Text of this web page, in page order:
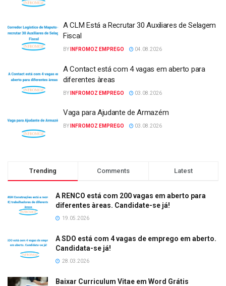
A CLM Está a Recrutar 30 Auxiliares de Selagem
Fiscal
BY INFROMOZ EMPREGO 04.08.2026
A Contact está com 4 vagas em aberto para
diferentes àreas
BY INFROMOZ EMPREGO 03.08.2026
Vaga para Ajudante de Armazém
BY INFROMOZ EMPREGO 03.08.2026
Trending Comments Latest
A RENCO está com 200 vagas em aberto para
diferentes àreas. Candidate-se já!
19.05.2026
A SDO está com 4 vagas de emprego em aberto.
Candidata-se já!
28.03.2026
Baixar Curriculum Vitae em Word Grátis